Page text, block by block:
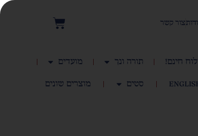
צור קשר
חינם! תורה ונך מועדים
סטים מוצרים שונים